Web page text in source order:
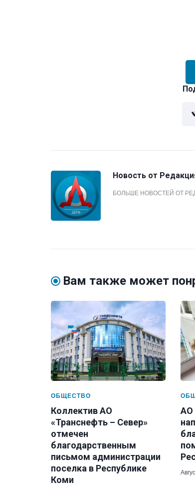
Новость от
БОЛЬШЕ НОВОСТЕЙ ОТ
Вам также может
ОБЩЕСТВО
Коллектив АО
«Транснефть – Север»
отмечен
благодарственным
письмом администрации
поселка в Республике
Коми
АО